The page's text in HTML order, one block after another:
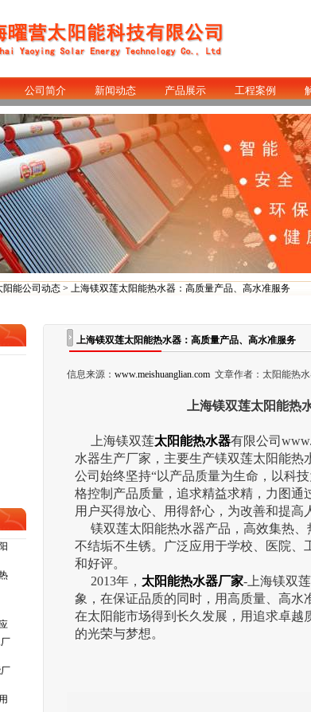
公司简介 新闻动态 产品展示 工程案例
阳能公司动态> 上海镁双莲太阳能热水器：高质量产品、高水准服务
上海镁双莲太阳能热水器：高质量产品、高水准服务
信息来源： www.meishuanglian.com 文章作者：太阳能热
上海镁双莲太阳能热
上海镁双莲太阳能热水器有限公司
水器生产厂家，主要生产镁双莲太阳能热
公司始终坚持“以产品质量为生命，以科
格控制产品质量，追求精益求精，力图
用户买得放心、用得舒心，为改善和提高
镁双莲太阳能热水器产品，高效集热、
不结垢不生锈。广泛应用于学校、医院
和好评。
2013年， 太阳能热水器厂家-上海镁双
象，在保证品质的同时，用高质量、高
在太阳能市场得到长久发展，用追求卓越
的光荣与梦想。